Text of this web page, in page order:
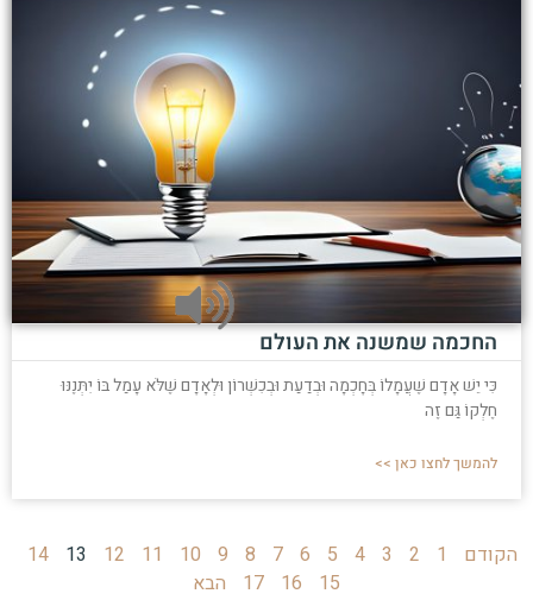
החכמה שמשנה את העולם
כִּי יֵשׁ אָדָם שֶׁעֲמָלוֹ בְּחָכְמָה וּבְדַעַת וּבְכִשְׁרוֹן וּלְאָדָם שֶׁלֹּא עָמַל בּוֹ יִתְּנֶנּוּ
חֶלְקוֹ גַּם זֶה
להמשך לחצו כאן >>
הקודם 1
2
3
4
5
6
7
8
9
10
11
12
13
14
15
16
17 הבא